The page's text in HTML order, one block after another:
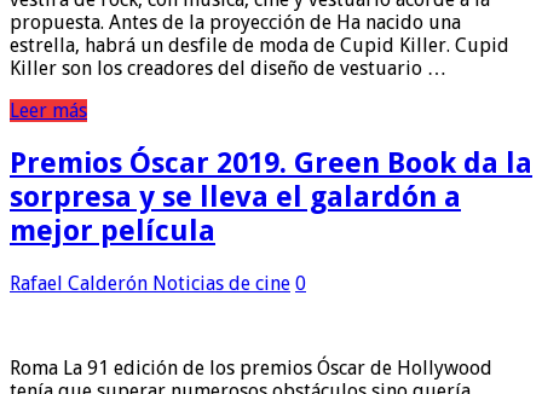
propuesta. Antes de la proyección de Ha nacido una
estrella, habrá un desfile de moda de Cupid Killer. Cupid
Killer son los creadores del diseño de vestuario …
Leer más
Premios Óscar 2019. Green Book da la
sorpresa y se lleva el galardón a
mejor película
Rafael Calderón Noticias de cine 0
Roma La 91 edición de los premios Óscar de Hollywood